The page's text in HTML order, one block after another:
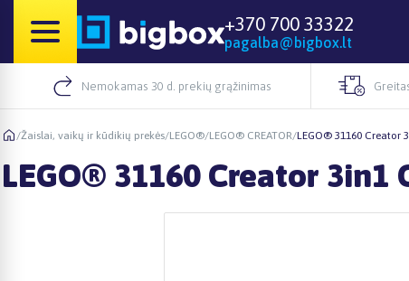
+370 700 33322
pagalba@bigbox.lt
Nemokamas 30 d. prekių grąžinimas
/Žaislai, vaikų ir kūdikių prekės/LEGO®/LEGO® CREATOR/LEGO® 31160 Creator
LEGO® 31160 Creator